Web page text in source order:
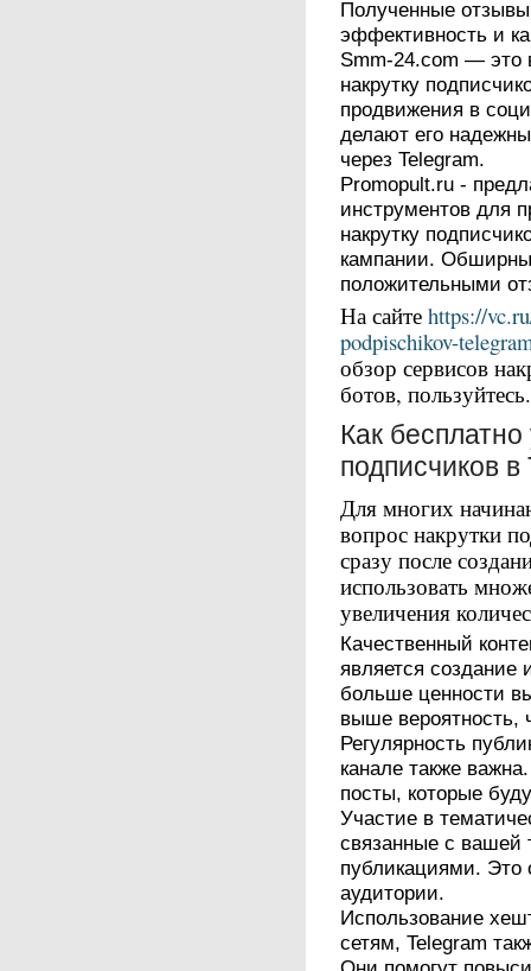
Полученные
эффективность и
Smm-24.com — это
накрутку
продвижения в
делают его
через Telegram.
Promopult.ru -
инструментов для
накрутку
кампании.
положительными
На сайтеhttps://
podpischikov-
обзор сервисов
ботов, пользуйтесь.
Как
подписчиков
Для многих
вопрос накрутки
сразу после
использовать
увеличения
Качественный
является создание
больше ценности
выше вероятность,
Регулярность
канале также
посты, которые
Участие в
связанные с вашей
публикациями. Это
аудитории.
Использование
сетям, Telegram